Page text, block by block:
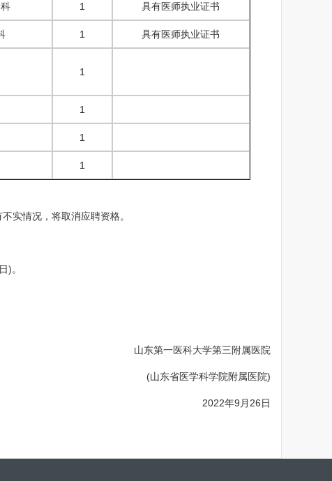
1 具有医师执业证书
1 具有医师执业证书
1
1
1
1
实情况，将取消应聘资格。
)。
山东第一医科大学第三附属医院
(山东省医学科学院附属医院)
2022年9月26日